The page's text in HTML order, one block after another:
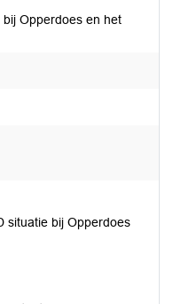
Opperdoes en het
situatie bij Opperdoes